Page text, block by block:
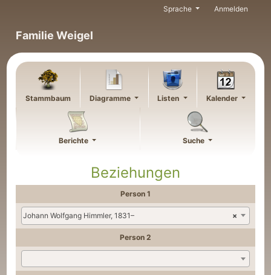
Familie Weigel
Sprache Anmelden
Stammbaum Diagramme Listen Kalender
Berichte Suche
Beziehungen
Person 1
×
Johann Wolfgang Himmler, 1831–
Person 2